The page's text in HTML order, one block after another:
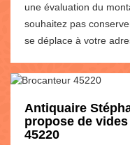
une évaluation du
souhaitez pas
se déplace à votre
Antiquaire
propose de
45220